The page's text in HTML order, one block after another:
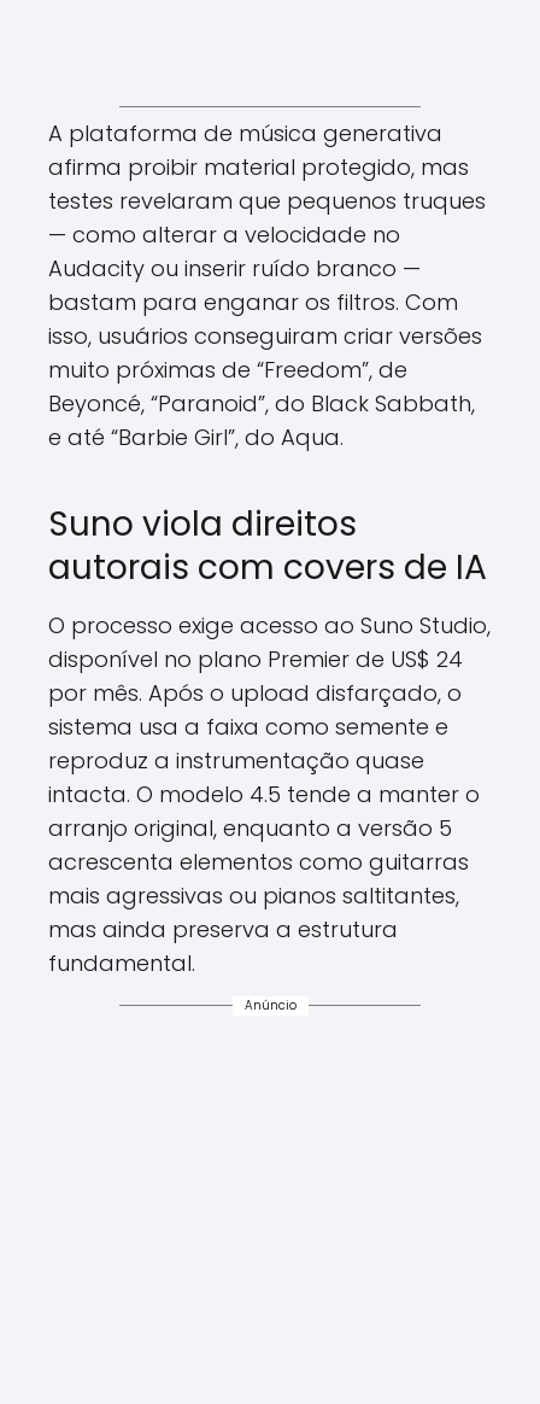
A plataforma de música generativa
afirma proibir material protegido, mas
testes revelaram que pequenos truques
— como alterar a velocidade no
Audacity ou inserir ruído branco —
bastam para enganar os filtros. Com
isso, usuários conseguiram criar versões
muito próximas de “Freedom”, de
Beyoncé, “Paranoid”, do Black Sabbath,
e até “Barbie Girl”, do Aqua.
Suno viola direitos
autorais com covers de IA
O processo exige acesso ao Suno Studio,
disponível no plano Premier de US$ 24
por mês. Após o upload disfarçado, o
sistema usa a faixa como semente e
reproduz a instrumentação quase
intacta. O modelo 4.5 tende a manter o
arranjo original, enquanto a versão 5
acrescenta elementos como guitarras
mais agressivas ou pianos saltitantes,
mas ainda preserva a estrutura
fundamental.
Anúncio